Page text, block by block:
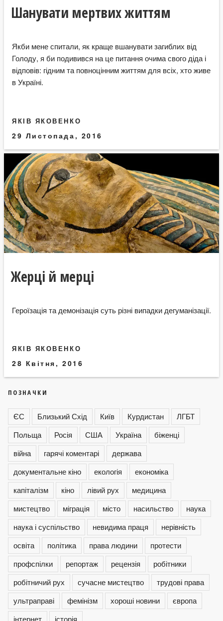
Шанувати мертвих життям
Якби мене спитали, як краще вшанувати загиблих від
Голоду, я би подивився на це питання очима свого діда і
відповів: гідним та повноцінним життям для всіх, хто живе
в Україні.
ЯКІВ ЯКОВЕНКО
29 Листопада, 2016
Жерці й мерці
Героїзація та демонізація суть різні випадки дегуманізації.
ЯКІВ ЯКОВЕНКО
28 Квітня, 2016
ПОЗНАЧКИ
ЄС Близький Схід Київ Курдистан
ЛГБТ
Польща
Росія США Україна
біженці
війна
гарячі коментарі
держава
документальне кіно
екологія
економіка
капіталізм
кіно лівий рух
медицина
мистецтво
міграція місто насильство
наука
наука і суспільство
невидима праця
нерівність
освіта
політика права людини
протести
профспілки
репортаж рецензія
робітники
робітничий рух
сучасне мистецтво
трудові права
ультраправі
фемінізм хороші новини
європа
інтернет
історія